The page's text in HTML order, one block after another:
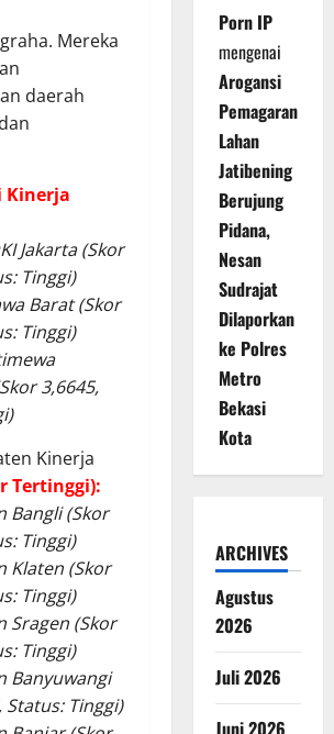
Mereka
daerah
Kinerja
Jakarta (Skor
Tinggi)
Barat (Skor
Tinggi)
3,6645,
Kinerja
Tertinggi):
Bangli (Skor
Tinggi)
Klaten (Skor
Tinggi)
Sragen (Skor
Tinggi)
Banyuwangi
Status: Tinggi)
Porn IP
mengenai
Arogansi
Pemagaran
Lahan
Jatibening
Berujung
Pidana,
Nesan
Sudrajat
Dilaporkan
ke Polres
Metro
Bekasi
Kota
ARCHIVES
Agustus
2026
Juli 2026